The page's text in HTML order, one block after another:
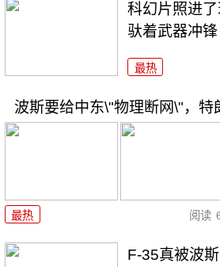
科幻片照进
驮着武器冲锋
最热
波斯要给中东\"物理断网\"，特
最热 阅读
F-35真被波